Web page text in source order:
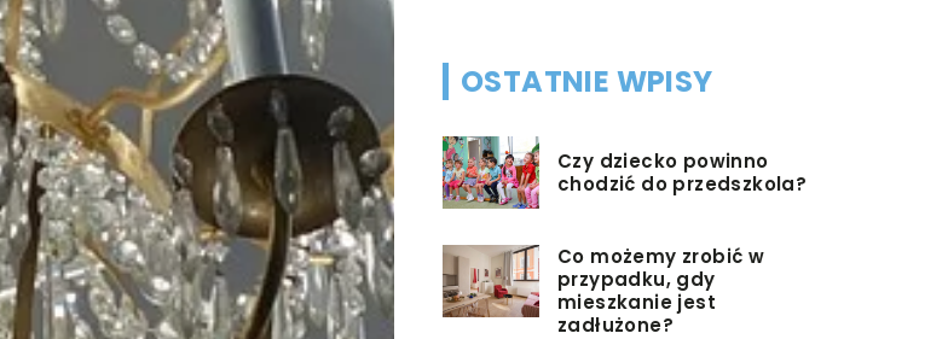
OSTATNIE WPISY
Czy dziecko powinno
chodzić do przedszkola?
Co możemy zrobić w
przypadku, gdy
mieszkanie jest
zadłużone?